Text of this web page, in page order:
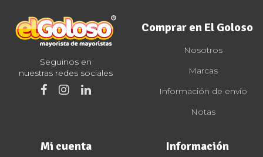
Seguinos en
nuestras redes sociales
Comprar en El Goloso
Nosotros
Marcas
Información de envío
Notas
Mi cuenta Información